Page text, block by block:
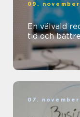
09.
En välvald
tid och
07. november